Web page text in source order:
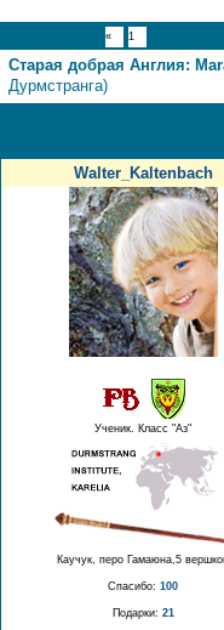
« 1
Старая добрая Англия:
Дурмстранга)
Walter_Kaltenbach
Ученик. Класс "Аз"
Каучук, перо Гамаюна,5
Спасибо: 100
Подарки: 21